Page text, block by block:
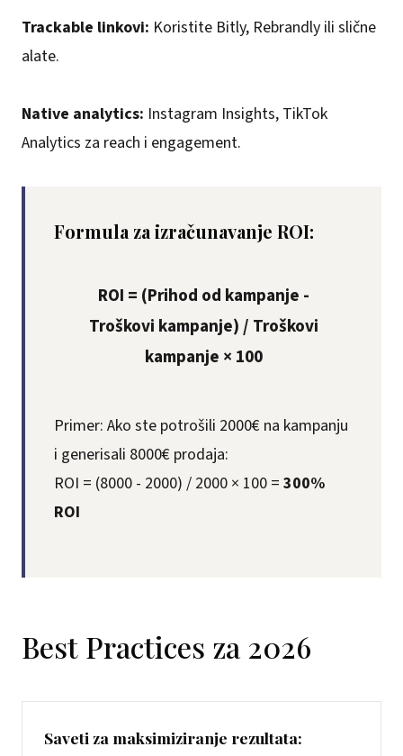
Trackable linkovi: Koristite Bitly, Rebrandly ili slične
alate.
Native analytics: Instagram Insights, TikTok
Analytics za reach i engagement.
Formula za izračunavanje ROI:
ROI = (Prihod od kampanje -
Troškovi kampanje) / Troškovi
kampanje × 100
Primer: Ako ste potrošili 2000€ na kampanju
i generisali 8000€ prodaja:
ROI = (8000 - 2000) / 2000 × 100 = 300%
ROI
Best Practices za 2026
Saveti za maksimiziranje rezultata: